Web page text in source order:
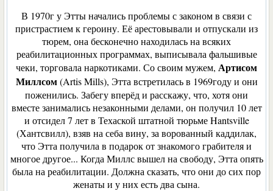
В 1970г у Этты начались проблемы с законом в связи с
пристрастием к героину. Её арестовывали и отпускали из
тюрем, она бесконечно находилась на всяких
реабилитационных программах, выписывала фальшивые
чеки, торговала наркотиками. Со своим мужем, Артисом
Миллсом(Artis Mills), Этта встретилась в 1969году и они
поженились. Забегу вперёд и расскажу, что, хотя они
вместе занимались незаконными делами, он получил 10 лет
и отсидел 7 лет в Техаской штатной тюрьме Hantsville
(Хантсвилл), взяв на себа вину, за ворованный каддилак,
что Этта получила в подарок от знакомого грабителя и
многое другое... Когда Миллс вышел на свободу, Этта опять
была на реабилитации. Должна сказать, что они до сих пор
женаты и у них есть два сына.